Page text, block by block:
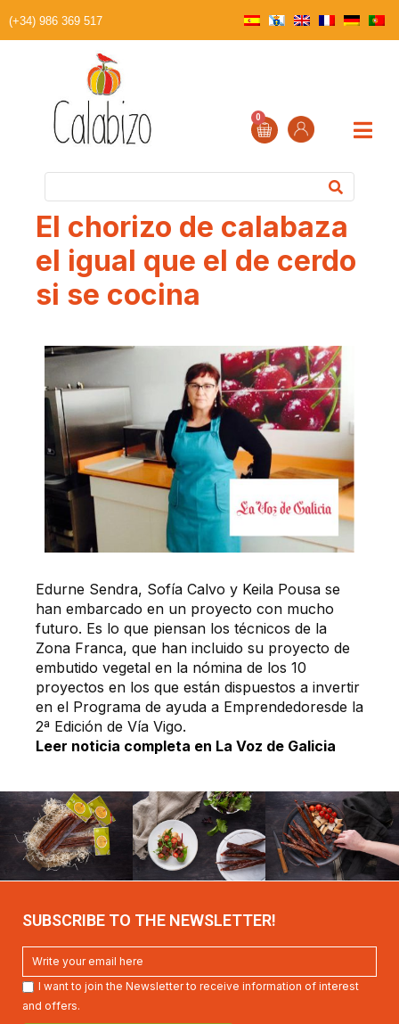
(+34) 986 369 517
0
El chorizo de calabaza
el igual que el de cerdo
si se cocina
Edurne Sendra, Sofía Calvo y Keila Pousa se
han embarcado en un proyecto con mucho
futuro. Es lo que piensan los técnicos de la
Zona Franca, que han incluido su proyecto de
embutido vegetal en la nómina de los 10
proyectos en los que están dispuestos a invertir
en el Programa de ayuda a Emprendedoresde la
2ª Edición de Vía Vigo.
Leer noticia completa en La Voz de Galicia
SUBSCRIBE TO THE NEWSLETTER!
I want to join the Newsletter to receive information of interest
and offers.